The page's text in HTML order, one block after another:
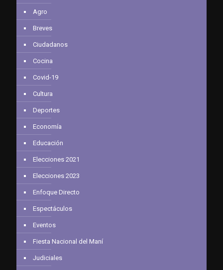
Agro
Breves
Ciudadanos
Cocina
Covid-19
Cultura
Deportes
Economía
Educación
Elecciones 2021
Elecciones 2023
Enfoque Directo
Espectáculos
Eventos
Fiesta Nacional del Maní
Judiciales